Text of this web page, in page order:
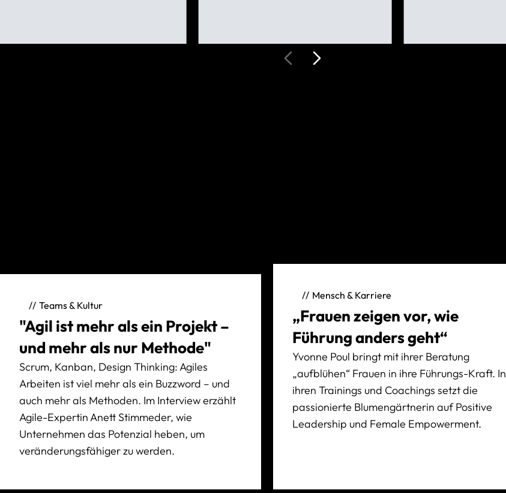
Teams & Kultur
"Agil ist mehr als ein Projekt –
und mehr als nur Methode"
Scrum, Kanban, Design Thinking: Agiles
Arbeiten ist viel mehr als ein Buzzword – und
auch mehr als Methoden. Im Interview erzählt
Agile-Expertin Anett Stimmeder, wie
Unternehmen das Potenzial heben, um
veränderungsfähiger zu werden.
Mensch & Karriere
„Frauen zeigen vor, wie
Führung anders geht“
Yvonne Poul bringt mit ihrer Beratung
„aufblühen“ Frauen in ihre Führungs-Kraft. In
ihren Trainings und Coachings setzt die
passionierte Blumengärtnerin auf Positive
Leadership und Female Empowerment.